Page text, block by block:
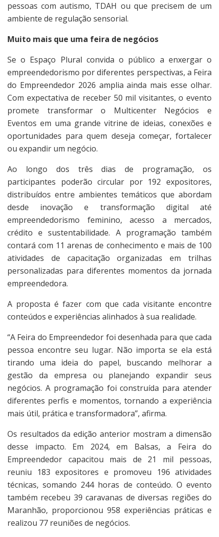
pessoas com autismo, TDAH ou que precisem de um
ambiente de regulação sensorial.
Muito mais que uma feira de negócios
Se o Espaço Plural convida o público a enxergar o
empreendedorismo por diferentes perspectivas, a Feira
do Empreendedor 2026 amplia ainda mais esse olhar.
Com expectativa de receber 50 mil visitantes, o evento
promete transformar o Multicenter Negócios e
Eventos em uma grande vitrine de ideias, conexões e
oportunidades para quem deseja começar, fortalecer
ou expandir um negócio.
Ao longo dos três dias de programação, os
participantes poderão circular por 192 expositores,
distribuídos entre ambientes temáticos que abordam
desde inovação e transformação digital até
empreendedorismo feminino, acesso a mercados,
crédito e sustentabilidade. A programação também
contará com 11 arenas de conhecimento e mais de 100
atividades de capacitação organizadas em trilhas
personalizadas para diferentes momentos da jornada
empreendedora.
A proposta é fazer com que cada visitante encontre
conteúdos e experiências alinhados à sua realidade.
“A Feira do Empreendedor foi desenhada para que cada
pessoa encontre seu lugar. Não importa se ela está
tirando uma ideia do papel, buscando melhorar a
gestão da empresa ou planejando expandir seus
negócios. A programação foi construída para atender
diferentes perfis e momentos, tornando a experiência
mais útil, prática e transformadora”, afirma.
Os resultados da edição anterior mostram a dimensão
desse impacto. Em 2024, em Balsas, a Feira do
Empreendedor capacitou mais de 21 mil pessoas,
reuniu 183 expositores e promoveu 196 atividades
técnicas, somando 244 horas de conteúdo. O evento
também recebeu 39 caravanas de diversas regiões do
Maranhão, proporcionou 958 experiências práticas e
realizou 77 reuniões de negócios.